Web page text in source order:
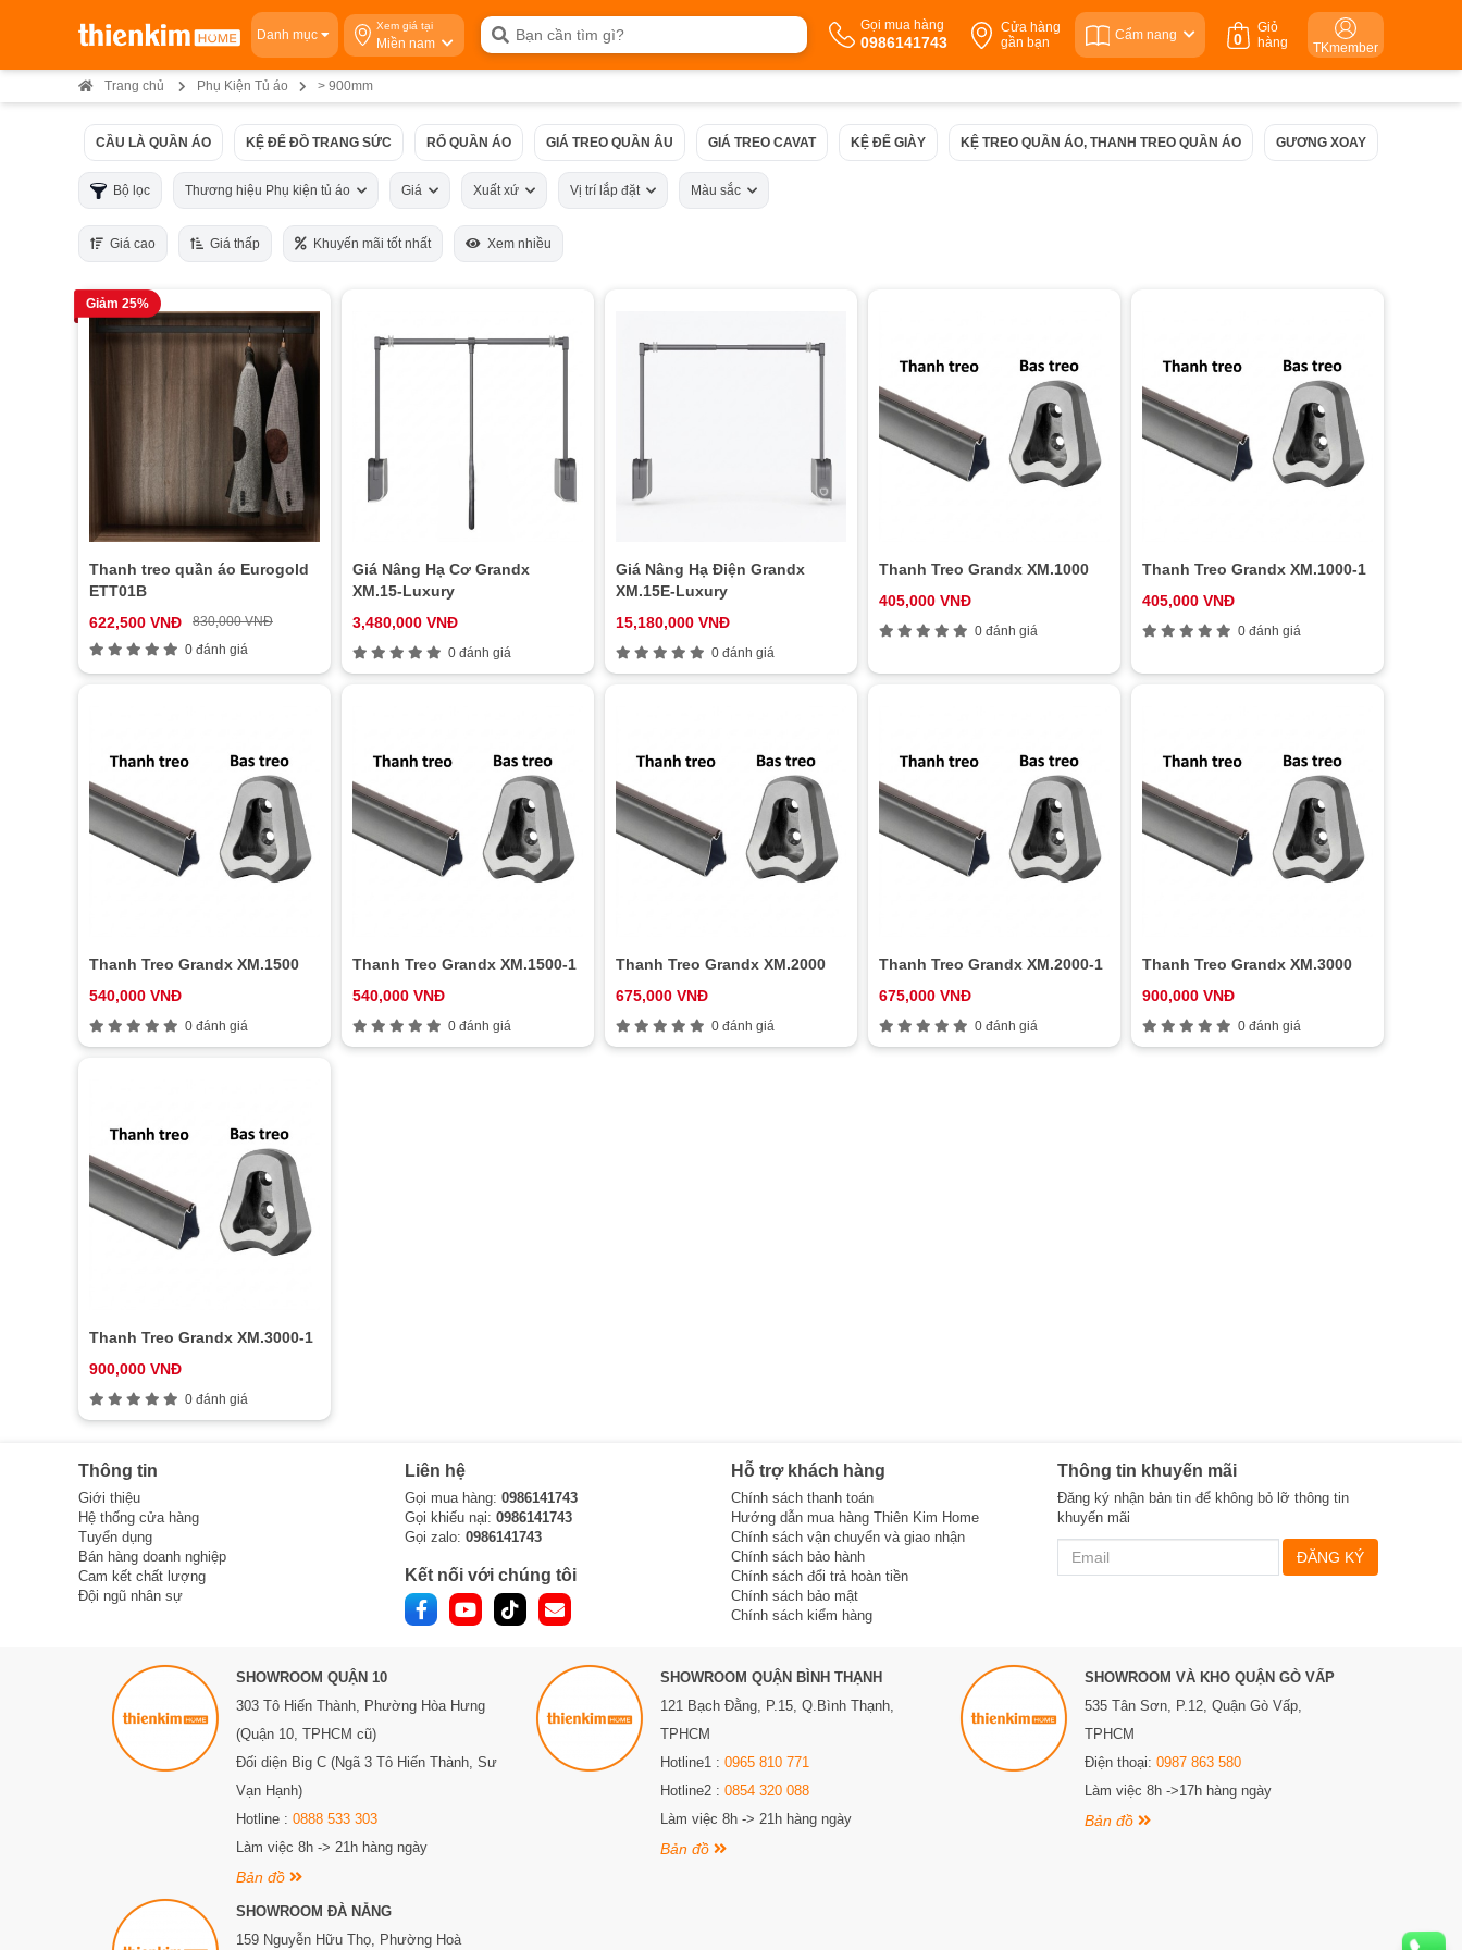
Danh mục
Xem giá tại
Miền nam
Gọi mua hàng
0986141743
Cửa hàng
gần bạn
Cẩm nang
Giỏ
hàng
0 TKmember
Trang chủ Phụ Kiện Tủ áo > 900mm
CẦU LÀ QUẦN ÁO KỆ ĐỂ ĐỒ TRANG SỨC RỔ QUẦN ÁO GIÁ TREO QUẦN ÂU GIÁ TREO CAVAT KỆ ĐỂ GIÀY KỆ TREO QUẦN ÁO, THANH TREO QUẦN ÁO GƯƠNG XOAY
Bộ lọc Thương hiệu Phụ kiện tủ áo Giá Xuất xứ Vị trí lắp đặt Màu sắc
Giá cao Giá thấp Khuyến mãi tốt nhất Xem nhiều
Giảm 25%
Thanh treo quần áo Eurogold
ETT01B
622,500 VNĐ
830,000 VNĐ
0 đánh giá
Giá Nâng Hạ Cơ Grandx
XM.15-Luxury
3,480,000 VNĐ
0 đánh giá
Giá Nâng Hạ Điện Grandx
XM.15E-Luxury
15,180,000 VNĐ
0 đánh giá
Thanh Treo Grandx XM.1000
405,000 VNĐ
0 đánh giá
Thanh Treo Grandx XM.1000-1
405,000 VNĐ
0 đánh giá
Thanh Treo Grandx XM.1500
540,000 VNĐ
0 đánh giá
Thanh Treo Grandx XM.1500-1
540,000 VNĐ
0 đánh giá
Thanh Treo Grandx XM.2000
675,000 VNĐ
0 đánh giá
Thanh Treo Grandx XM.2000-1
675,000 VNĐ
0 đánh giá
Thanh Treo Grandx XM.3000
900,000 VNĐ
0 đánh giá
Thanh Treo Grandx XM.3000-1
900,000 VNĐ
0 đánh giá
Thông tin
Giới thiệu
Hệ thống cửa hàng
Tuyển dụng
Bán hàng doanh nghiệp
Cam kết chất lượng
Đội ngũ nhân sự
Liên hệ
Gọi mua hàng: 0986141743
Gọi khiếu nại: 0986141743
Gọi zalo: 0986141743
Kết nối với chúng tôi
Hỗ trợ khách hàng
Chính sách thanh toán
Hướng dẫn mua hàng Thiên Kim Home
Chính sách vận chuyển và giao nhận
Chính sách bảo hành
Chính sách đổi trả hoàn tiền
Chính sách bảo mật
Chính sách kiểm hàng
Thông tin khuyến mãi
Đăng ký nhận bản tin để không bỏ lỡ thông tin
khuyến mãi
ĐĂNG KÝ
SHOWROOM QUẬN 10
303 Tô Hiến Thành, Phường Hòa Hưng
(Quận 10, TPHCM cũ)
Đối diện Big C (Ngã 3 Tô Hiến Thành, Sư
Vạn Hạnh)
Hotline : 0888 533 303
Làm việc 8h -> 21h hàng ngày
Bản đồ
SHOWROOM QUẬN BÌNH THẠNH
121 Bạch Đằng, P.15, Q.Bình Thạnh,
TPHCM
Hotline1 : 0965 810 771
Hotline2 : 0854 320 088
Làm việc 8h -> 21h hàng ngày
Bản đồ
SHOWROOM VÀ KHO QUẬN GÒ VẤP
535 Tân Sơn, P.12, Quận Gò Vấp,
TPHCM
Điện thoại: 0987 863 580
Làm việc 8h ->17h hàng ngày
Bản đồ
SHOWROOM ĐÀ NẴNG
159 Nguyễn Hữu Thọ, Phường Hoà